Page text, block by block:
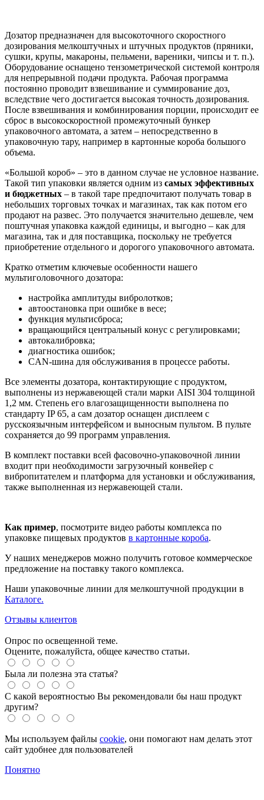
Дозатор предназначен для высокоточного скоростного
дозирования мелкоштучных и штучных продуктов (пряники,
сушки, крупы, макароны, пельмени, вареники, чипсы и т. п.).
Оборудование оснащено тензометрической системой контроля
для непрерывной подачи продукта. Рабочая программа
постоянно проводит взвешивание и суммирование доз,
вследствие чего достигается высокая точность дозирования.
После взвешивания и комбинирования порции, происходит ее
сброс в высокоскоростной промежуточный бункер
упаковочного автомата, а затем – непосредственно в
упаковочную тару, например в картонные короба большого
объема.
«Большой короб» – это в данном случае не условное название.
Такой тип упаковки является одним из самых эффективных
и бюджетных – в такой таре предпочитают получать товар в
небольших торговых точках и магазинах, так как потом его
продают на развес. Это получается значительно дешевле, чем
поштучная упаковка каждой единицы, и выгодно – как для
магазина, так и для поставщика, поскольку не требуется
приобретение отдельного и дорогого упаковочного автомата.
Кратко отметим ключевые особенности нашего
мультиголовочного дозатора:
настройка амплитуды вибролотков;
автоостановка при ошибке в весе;
функция мультисброса;
вращающийся центральный конус с регулировками;
автокалибровка;
диагностика ошибок;
CAN-шина для обслуживания в процессе работы.
Все элементы дозатора, контактирующие с продуктом,
выполнены из нержавеющей стали марки AISI 304 толщиной
1,2 мм. Степень его влагозащищенности выполнена по
стандарту IP 65, а сам дозатор оснащен дисплеем с
русскоязычным интерфейсом и выносным пультом. В пульте
сохраняется до 99 программ управления.
В комплект поставки всей фасовочно-упаковочной линии
входит при необходимости загрузочный конвейер с
вибропитателем и платформа для установки и обслуживания,
также выполненная из нержавеющей стали.
Как пример, посмотрите видео работы комплекса по
упаковке пищевых продуктов в картонные короба.
У наших менеджеров можно получить готовое коммерческое
предложение на поставку такого комплекса.
Наши упаковочные линии для мелкоштучной продукции в
Каталоге.
Отзывы клиентов
Опрос по освещенной теме.
Оцените, пожалуйста, общее качество статьи.
Была ли полезна эта статья?
С какой вероятностью Вы рекомендовали бы наш продукт
другим?
Мы используем файлы cookie, они помогают нам делать этот
сайт удобнее для пользователей
Понятно